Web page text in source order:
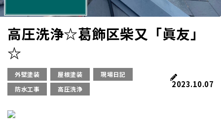
高圧洗浄☆葛飾区柴又「眞友」
☆
外壁塗装 屋根塗装
現場日記
防水工事
高圧洗浄 2023.10.07